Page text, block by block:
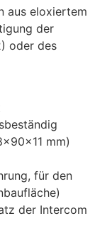
aus eloxiertem
der
oder des
mm)
für den
der Intercom